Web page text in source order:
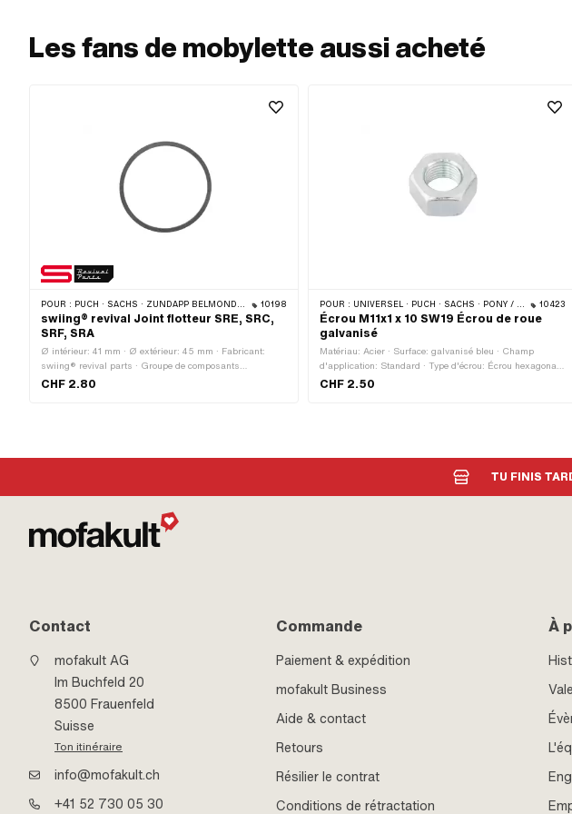
Les fans de mobylette aussi acheté
POUR : PUCH · SACHS · ZÜNDAPP BELMONDO · DKW · HERCULES · KREIDLER · ZÜNDAPP 10198
swiing® revival Joint flotteur SRE, SRC,
SRF, SRA
Ø intérieur: 41 mm · Ø extérieur: 45 mm · Fabricant:
swiing® revival parts · Groupe de composants
carburateur: Etancher, réviser · Matériau: Papier
CHF 2.80
POUR : UNIVERSEL · PUCH · SACHS · PONY / CILO (BÊTA 521 & 512) · PIAGGIO · ZÜNDAPP BELMONDO 10423
Écrou M11x1 x 10 SW19 Écrou de roue
galvanisé
Matériau: Acier · Surface: galvanisé bleu · Champ
d'application: Standard · Type d'écrou: Écrou hexagonal
1D · Type de filetage: MF11x1 (filetage fin) · Entraînement:
CHF 2.50
TU FINIS
Contact
mofakult AG
Im Buchfeld 20
8500 Frauenfeld
Suisse
Ton itinéraire
info@mofakult.ch
+41 52 730 05 30
Commande
Paiement & expédition
mofakult Business
Aide & contact
Retours
Résilier le contrat
Conditions de rétractation
À